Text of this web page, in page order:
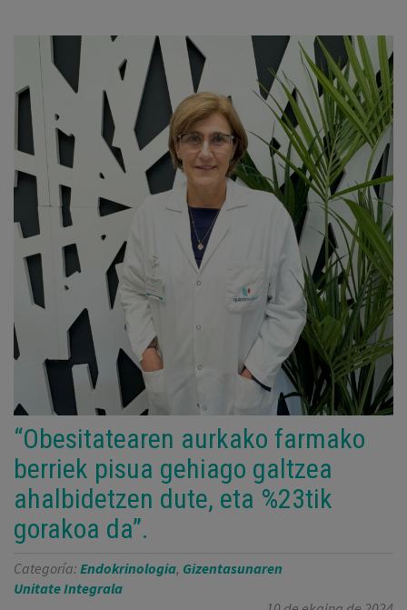
“Obesitatearen aurkako farmako
berriek pisua gehiago galtzea
ahalbidetzen dute, eta %23tik
gorakoa da”.
Categoría: Endokrinologia, Gizentasunaren
Unitate Integrala